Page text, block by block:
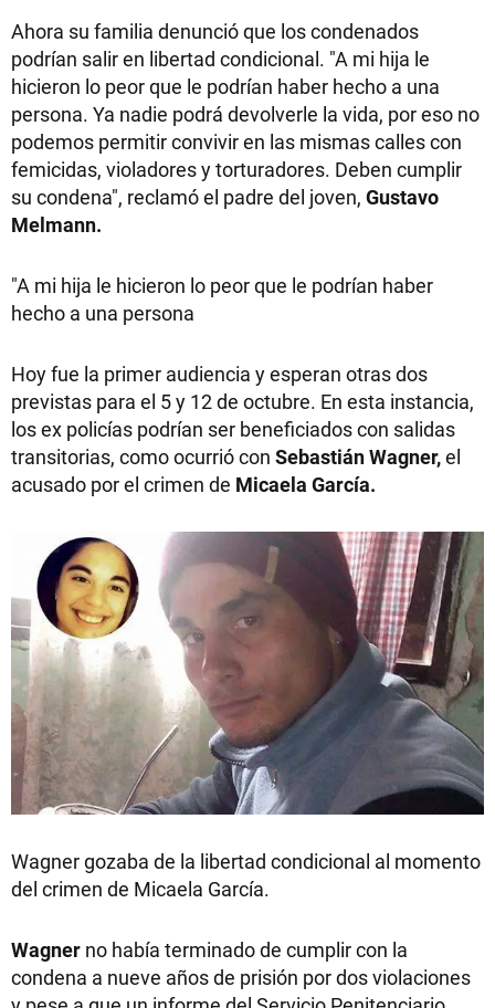
Ahora su familia denunció que los condenados
podrían salir en libertad condicional. "A mi hija le
hicieron lo peor que le podrían haber hecho a una
persona. Ya nadie podrá devolverle la vida, por eso no
podemos permitir convivir en las mismas calles con
femicidas, violadores y torturadores. Deben cumplir
su condena", reclamó el padre del joven, Gustavo
Melmann.
"A mi hija le hicieron lo peor que le podrían haber
hecho a una persona
Hoy fue la primer audiencia y esperan otras dos
previstas para el 5 y 12 de octubre. En esta instancia,
los ex policías podrían ser beneficiados con salidas
transitorias, como ocurrió con Sebastián Wagner,el
acusado por el crimen de Micaela García.
Wagner gozaba de la libertad condicional al momento
del crimen de Micaela García.
Wagner no había terminado de cumplir con la
condena a nueve años de prisión por dos violaciones